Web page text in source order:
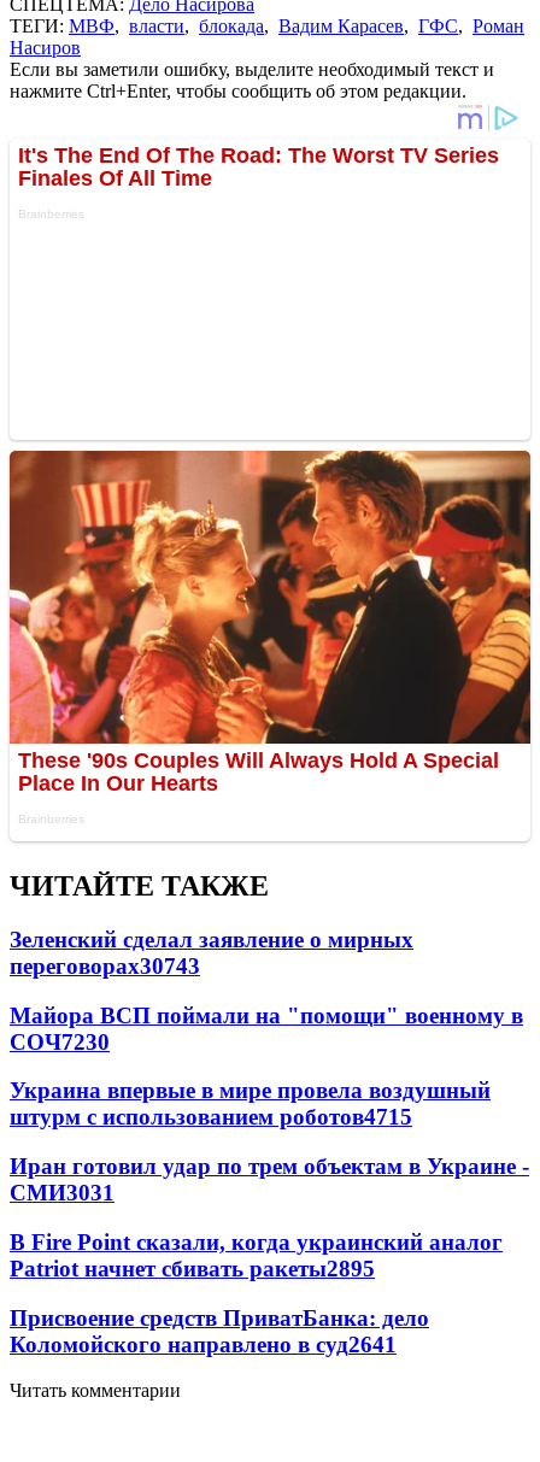
ТЕГИ: МВФ, власти, блокада, Вадим Карасев, ГФС, Роман
Насиров
Если вы заметили ошибку, выделите необходимый текст и
нажмите Ctrl+Enter, чтобы сообщить об этом редакции.
ЧИТАЙТЕ ТАКЖЕ
Зеленский сделал заявление о мирных
переговорах30743
Майора ВСП поймали на "помощи" военному в
СОЧ7230
Украина впервые в мире провела воздушный
штурм с использованием роботов4715
Иран готовил удар по трем объектам в Украине -
СМИ3031
В Fire Point сказали, когда украинский аналог
Patriot начнет сбивать ракеты2895
Присвоение средств ПриватБанка: дело
Коломойского направлено в суд2641
Читать комментарии